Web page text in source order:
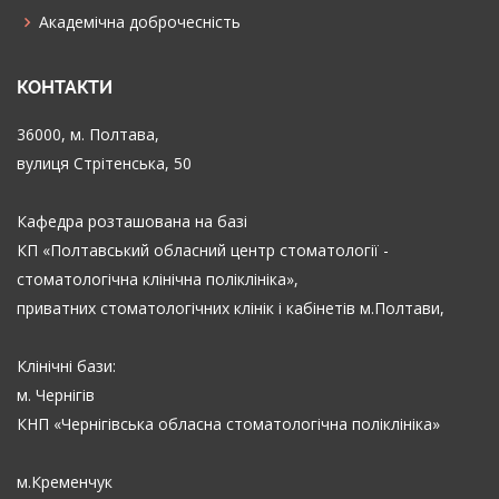
Академічна доброчесність
КОНТАКТИ
36000, м. Полтава,
вулиця Стрітенська, 50
Кафедра розташована на базі
КП «Полтавський обласний центр стоматології -
стоматологічна клінічна поліклініка»,
приватних стоматологічних клінік і кабінетів м.Полтави,
Клінічні бази:
м. Чернігів
КНП «Чернігівська обласна стоматологічна поліклініка»
м.Кременчук